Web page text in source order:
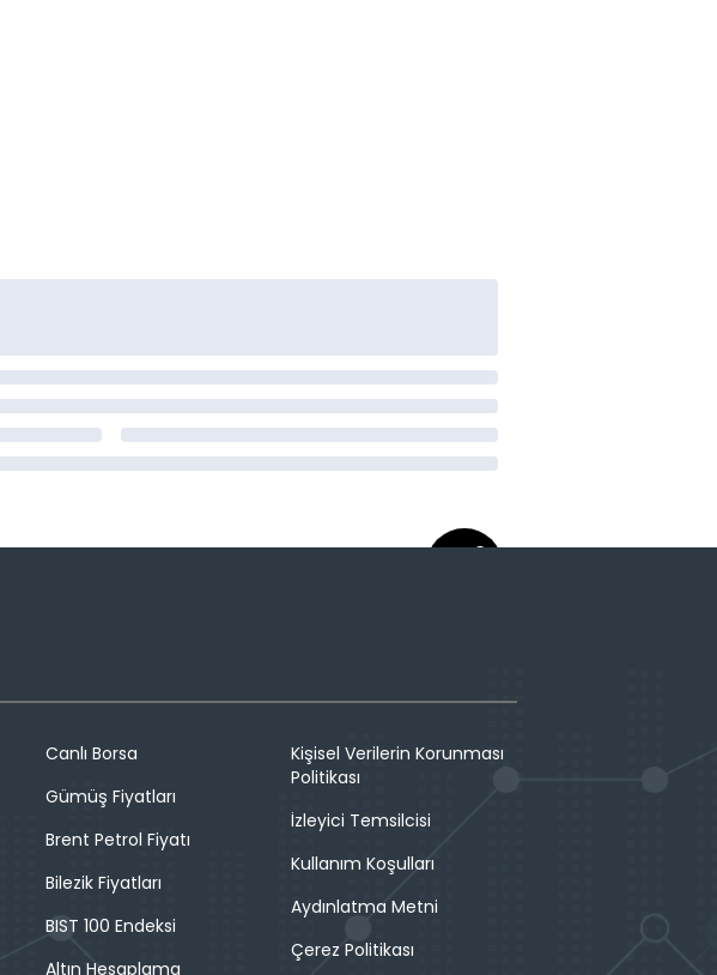
Canlı Borsa
Gümüş Fiyatları
Brent Petrol Fiyatı
Bilezik Fiyatları
BIST 100 Endeksi
Altın Hesaplama
Kişisel Verilerin Korunması
Politikası
İzleyici Temsilcisi
Kullanım Koşulları
Aydınlatma Metni
Çerez Politikası